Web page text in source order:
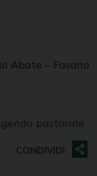
Abate – Fasano
pastorale